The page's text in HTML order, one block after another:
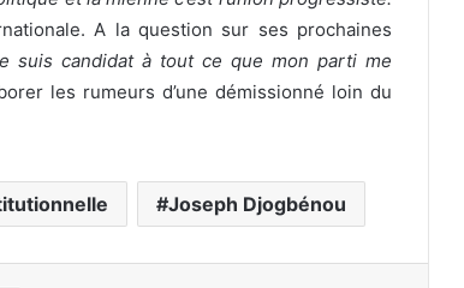
A la question sur ses prochaines
suis candidat à tout ce que mon parti me
les rumeurs d’une démissionné loin du
Joseph Djogbénou